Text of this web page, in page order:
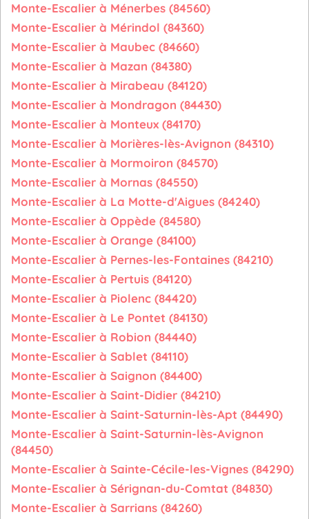
Monte-Escalier à Ménerbes (84560)
Monte-Escalier à Mérindol (84360)
Monte-Escalier à Maubec (84660)
Monte-Escalier à Mazan (84380)
Monte-Escalier à Mirabeau (84120)
Monte-Escalier à Mondragon (84430)
Monte-Escalier à Monteux (84170)
Monte-Escalier à Morières-lès-Avignon (84310)
Monte-Escalier à Mormoiron (84570)
Monte-Escalier à Mornas (84550)
Monte-Escalier à La Motte-d'Aigues (84240)
Monte-Escalier à Oppède (84580)
Monte-Escalier à Orange (84100)
Monte-Escalier à Pernes-les-Fontaines (84210)
Monte-Escalier à Pertuis (84120)
Monte-Escalier à Piolenc (84420)
Monte-Escalier à Le Pontet (84130)
Monte-Escalier à Robion (84440)
Monte-Escalier à Sablet (84110)
Monte-Escalier à Saignon (84400)
Monte-Escalier à Saint-Didier (84210)
Monte-Escalier à Saint-Saturnin-lès-Apt (84490)
Monte-Escalier à Saint-Saturnin-lès-Avignon
(84450)
Monte-Escalier à Sainte-Cécile-les-Vignes (84290)
Monte-Escalier à Sérignan-du-Comtat (84830)
Monte-Escalier à Sarrians (84260)